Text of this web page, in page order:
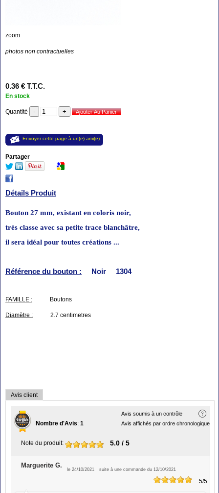
zoom
photos non contractuelles
0.36 € T.T.C.
En stock
Quantité
Envoyer cette page à un(e) ami(e)
Partager
Détails Produit
Bouton 27 mm, existant en coloris noir,
très classe avec sa petite trace blanchâtre,
il sera idéal pour toutes créations ...
Référence du bouton : Noir 1304
FAMILLE : Boutons
Diamètre : 2.7 centimetres
Avis client
Avis soumis à un contrôle
Avis affichés par ordre chronologique
Nombre d'Avis: 1
Note du produit: 5.0 / 5
Marguerite G.
le 24/10/2021 suite à une commande du 12/10/2021
5/5